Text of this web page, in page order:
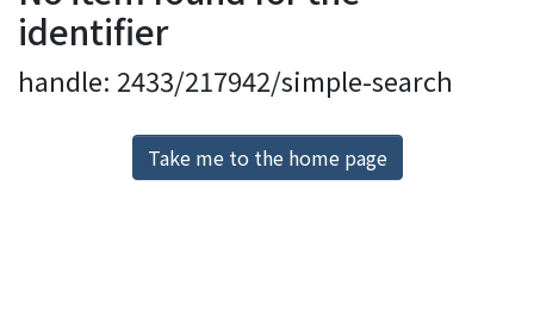
Communities
Browse
Download Ranking
identifier
handle: 2433/217942/simple-search
Take me to the home page